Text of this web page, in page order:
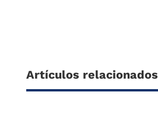
Artículos relacionados